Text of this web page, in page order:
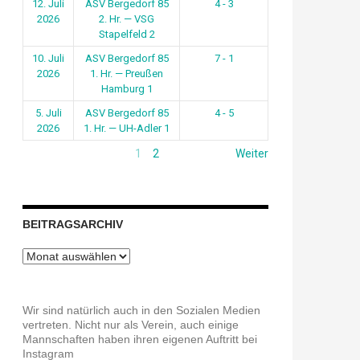
12. Juli
2026
ASV Bergedorf 85
2. Hr. — VSG
Stapelfeld 2
4 - 3
10. Juli
2026
ASV Bergedorf 85
1. Hr. — Preußen
Hamburg 1
7 - 1
5. Juli
2026
ASV Bergedorf 85
1. Hr. — UH-Adler 1
4 - 5
1 2 Weiter
BEITRAGSARCHIV
Beitragsarchiv
Wir sind natürlich auch in den Sozialen Medien
vertreten. Nicht nur als Verein, auch einige
Mannschaften haben ihren eigenen Auftritt bei
Instagram